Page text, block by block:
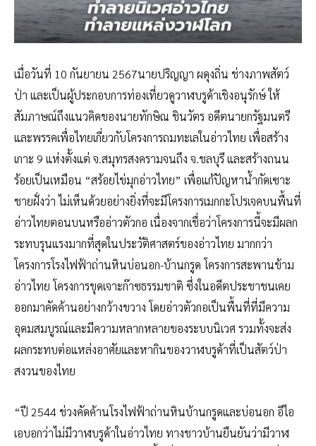
เมื่อวันที่ 10 กันยายน 2567นายปริญญา ผดุงถิ่น ช่างภาพสัตว์
ป่า และเป็นผู้ประกอบการท่องเที่ยวดูวาฬบรูด้าเชิงอนุรักษ์ ให้
สัมภาษณ์ถึงแนวคิดของนายทักษิณ ชินวัตร อดีตนายกรัฐมนตรี
และพรรคเพื่อไทยเกี่ยวกับโครงการถมทะเลในอ่าวไทย เพื่อสร้าง
เกาะ 9 แห่งตั้งแต่ จ.สมุทรสงครามจนถึง จ.ชลบุรี และสร้างถนน
ร้อยเป็นเหมือน “สร้อยไข่มุกอ่าวไทย” เพื่อแก้ปัญหาน้ำกัดเซาะ
ชายฝั่งว่า ไม่เห็นด้วยอย่างยิ่งที่จะมีโครงการเมกกะโปรเจคบนพื้นที่
อ่าวไทยตอนบนหรืออ่าวตัวกอ เนื่องจากเชื่อว่าโครงการนี้จะมีผลก
ระทบรุนแรงมากที่สุดในประวัติศาสตร์ของอ่าวไทย มากกว่า
โครงการโรงไฟฟ้าถ่านหินบ่อนอก-บ้านกรูด โครงการสะพานข้าม
อ่าวไทย โครงการขุดเจาะก๊าซธรรมชาติ ซึ่งในอดีตประชาชนเคย
ออกมาคัดค้านอย่างกว้างขวาง โดยอ่าวตัวกอเป็นพื้นที่ที่มีความ
อุดมสมบูรณ์และมีความหลากหลายของระบบนิเวศ รวมทั้งจะส่ง
ผลกระทบต่อแหล่งอาศัยและหากินของวาฬบรูด้าที่เป็นสัตว์ป่า
สงวนของไทย
“ปี 2544 ช่วงคัดค้านโรงไฟฟ้าถ่านหินบ้านกรูดและบ่อนอก อีไอ
เอบอกว่าไม่มีวาฬบรูด้าในอ่าวไทย ทางชาวบ้านยืนยันว่ามีวาฬ